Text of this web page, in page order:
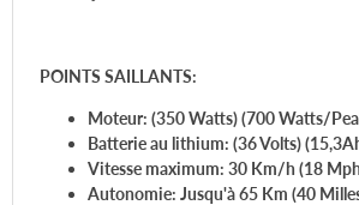
POINTS SAILLANTS:
Moteur: (350 Watts) (700 Watts/
Batterie au lithium: (36 Volts)
Vitesse maximum: 30 Km/h (18
Autonomie: Jusqu'à65 Km (40